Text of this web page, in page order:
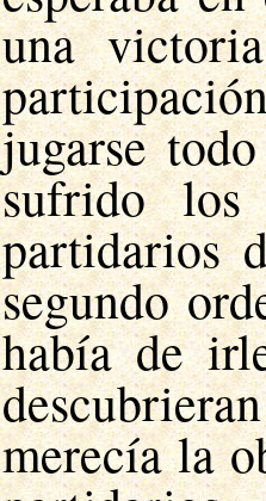
una
jugarse
sufrido los
partidarios
segundo
había de
merecía la